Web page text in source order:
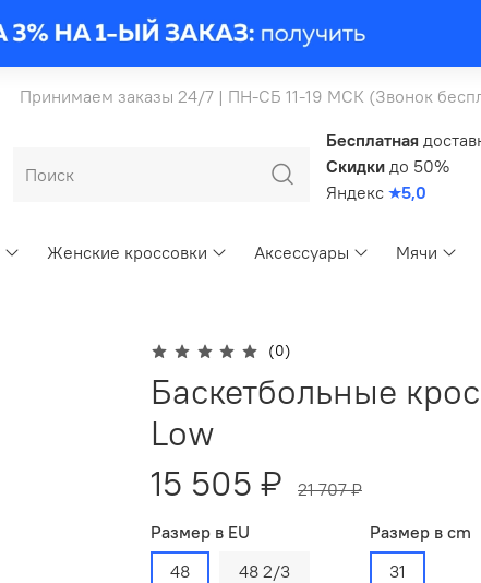
Принимаем заказы 24/7 | ПН-СБ 11-19 МСК (Звонок
Бесплатная
Скидки до 50%
Яндекс ★5,0
Женские кроссовки Аксессуары Мячи
(0)
Баскетбольные
Low
15 505 ₽
21 707 ₽
Размер в EU
48
48 2/3
Размер в cm
31